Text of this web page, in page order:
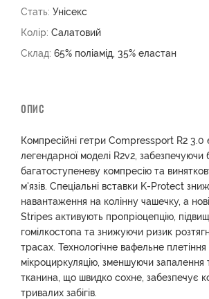
Стать: Унісекс
Колір: Салатовий
Склад: 65% поліамід, 35% еластан
ОПИС
Компресійні гетри Compressport R2 3.0
легендарної моделі R2v2, забезпечуючи
багатоступеневу компресію та
м'язів. Спеціальні вставки K-Protect
навантаження на колінну чашечку, а
Stripes активують пропріоцепцію,
гомілкостопа та знижуючи ризик
трасах. Технологічне вафельне
мікроциркуляцію, зменшуючи запалення
тканина, що швидко сохне, забезпечує
тривалих забігів.